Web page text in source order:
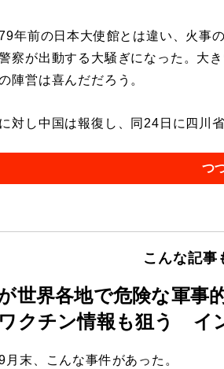
年前の日本大使館とは違い、火事
察が出動する大騒ぎになった。大
陣営は喜んだだろう。
対し中国は報復し、同24日に四川
つ
こんな記事
世界各地で危険な軍事
クチン情報も狙う イ
末、こんな事件があった。